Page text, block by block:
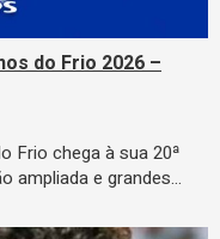
do Frio 2026 –
Frio chega à sua 20ª
ampliada e grandes…